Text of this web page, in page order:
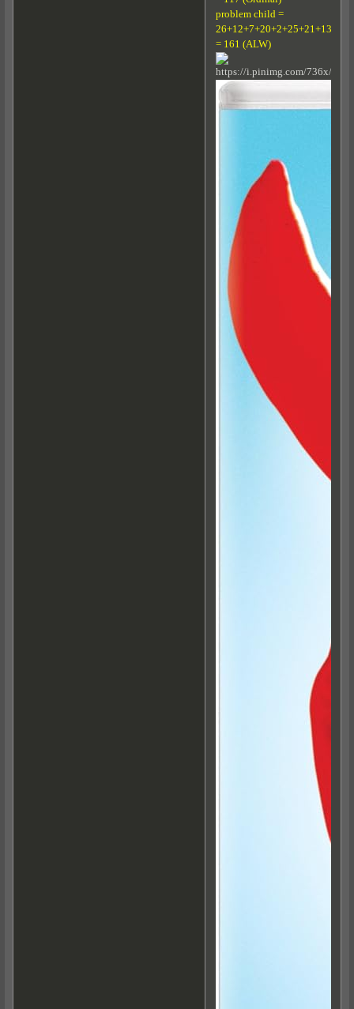
problem child =
= 161 (ALW)